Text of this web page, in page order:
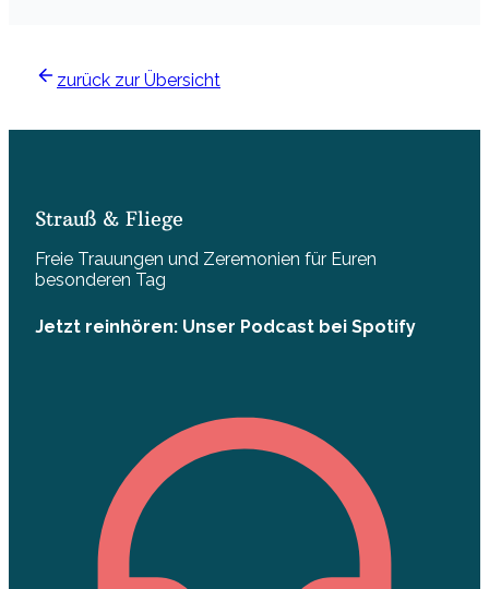
zurück zur Übersicht
Strauß & Fliege
Freie Trauungen und Zeremonien für Euren
besonderen Tag
Jetzt reinhören: Unser Podcast bei Spotify